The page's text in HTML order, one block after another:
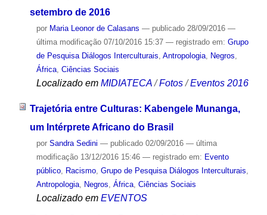
setembro de 2016
por Maria Leonor de Calasans — publicado28/09/2016 —
última modificação07/10/2016 15:37 — registrado em: Grupo
de Pesquisa Diálogos Interculturais, Antropologia, Negros,
África, Ciências Sociais
Localizado em MIDIATECA /Fotos /Eventos 2016
Trajetória entre Culturas: Kabengele Munanga,
um Intérprete Africano do Brasil
por Sandra Sedini — publicado02/09/2016 — última
modificação13/12/2016 15:46 — registrado em: Evento
público, Racismo, Grupo de Pesquisa Diálogos Interculturais
Antropologia, Negros África, Ciências Sociais
Localizado em EVENTOS